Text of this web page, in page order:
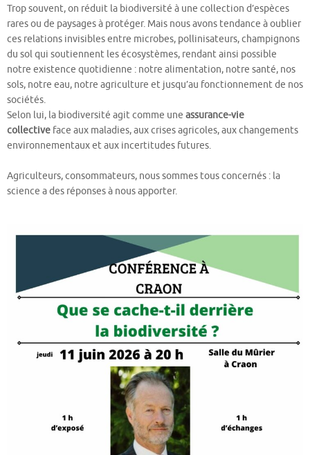
Trop souvent, on réduit la biodiversité à une collection d’espèces
rares ou de paysages à protéger. Mais nous avons tendance à oublier
ces relations invisibles entre microbes, pollinisateurs, champignons
du sol qui soutiennent les écosystèmes, rendant ainsi possible
notre existence quotidienne : notre alimentation, notre santé, nos
sols, notre eau, notre agriculture et jusqu’au fonctionnement de nos
sociétés.
Selon lui, la biodiversité agit comme une assurance-vie
collective face aux maladies, aux crises agricoles, aux changements
environnementaux et aux incertitudes futures.
Agriculteurs, consommateurs, nous sommes tous concernés : la
science a des réponses à nous apporter.